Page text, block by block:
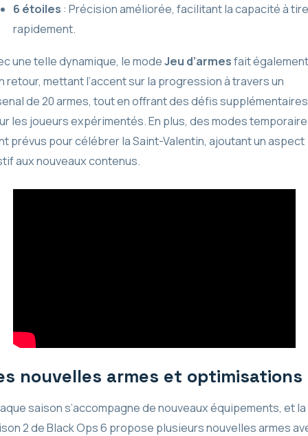
6 étoiles : Précision améliorée, facilitant la capacité à
rapidement.
une telle dynamique, le modeJeu d’armesfait également
retour, mettant l’accent sur la progression à travers un
de 20 armes, tout en offrant des défis supplémentaires
les joueurs expérimentés. En plus, des modes
prévus pour célébrer la Saint-Valentin, ajoutant un aspect
aux nouveaux contenus.
nouvelles armes et optimisations
saison s’accompagne de nouveaux équipements, et la
2 de Black Ops 6 propose plusieurs nouvelles armes